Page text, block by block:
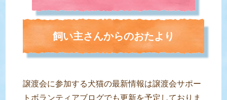
飼い主さんからのおたより
譲渡会に参加する犬猫の最新情報は譲渡会サポー
トボランティアブログでも更新を予定しておりま